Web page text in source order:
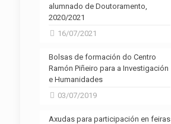
alumnado de Doutoramento,
2020/2021
16/07/2021
Bolsas de formación do Centro
Ramón Piñeiro para a Investigación
e Humanidades
03/07/2019
Axudas para participación en feiras